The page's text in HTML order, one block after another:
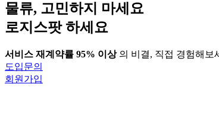
트
–
바
운
송
편
물류, 고민하지 마세요
로지스팟 하세요
서비스 재계약률 95% 이상의 비결, 직접 경험해보
도입문의
회원가입